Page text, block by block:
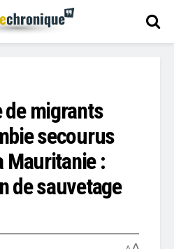
de migrants
secourus
Mauritanie :
de sauvetage